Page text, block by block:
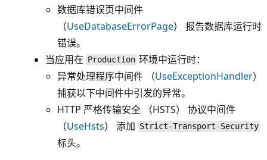
数据库错误页中间件
（UseDatabaseErrorPage） 报告数据库运行时
错误。
当应用在 Production 环境中运行时：
异常处理程序中间件 （UseExceptionHandler）
捕获以下中间件中引发的异常。
HTTP 严格传输安全 （HSTS） 协议中间件
（UseHsts） 添加 Strict-Transport-Security
标头。